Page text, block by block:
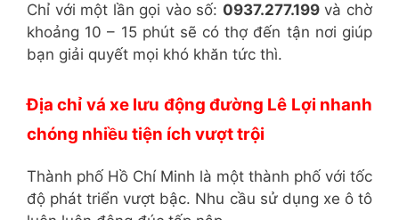
Chỉ với một lần gọi vào số: 0937.277.199và chờ
khoảng 10 – 15 phút sẽ có thợ đến tận nơi giúp
bạn giải quyết mọi khó khăn tức thì.
Địa chỉ vá xe lưu động đường Lê Lợi nhanh
chóng nhiều tiện ích vượt trội
Thành phố Hồ Chí Minh là một thành phố với tốc
độ phát triển vượt bậc. Nhu cầu sử dụng xe ô tô